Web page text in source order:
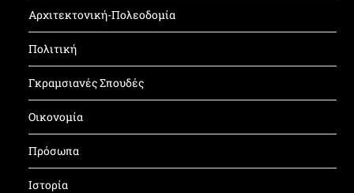
Αρχιτεκτονική-Πολεοδομία
Πολιτική
Γκραμσιανές Σπουδές
Οικονομία
Πρόσωπα
Ιστορία